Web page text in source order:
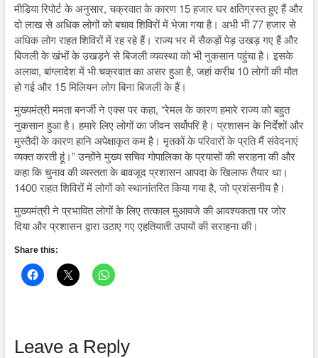
मीडिया रिपोर्ट के अनुसार, चक्रवात के कारण 15 हजार घर क्षतिग्रस्त हुए हैं और
दो लाख से अधिक लोगों को बचाव शिविरों में भेजा गया है। अभी भी 77 हजार से
अधिक लोग राहत शिविरों में रह रहे हैं। राज्य भर में सैकड़ों पेड़ उखड़ गए हैं और
बिजली के खंभों के उखड़ने से बिजली व्यवस्था को भी नुकसान पहुंचा है। इसके
अलावा, बांग्लादेश में भी चक्रवात का असर हुआ है, जहां करीब 10 लोगों की मौत
हो गई और 15 मिलियन लोग बिना बिजली के हैं।
मुख्यमंत्री ममता बनर्जी ने एक्स पर कहा, “रेमल के कारण हमारे राज्य को बहुत
नुकसान हुआ है। हमारे लिए लोगों का जीवन सर्वोपरि है। प्रशासन के निर्देशों और
मुस्तैदी के कारण हानि अपेक्षाकृत कम है। मृतकों के परिवारों के प्रति मैं संवेदनाएं
व्यक्त करती हूं।” उन्होंने मुख्य सचिव गोपालिका के प्रयासों की सराहना की और
कहा कि चुनाव की व्यस्तता के बावजूद प्रशासन आपदा के खिलाफ तैयार था।
1400 राहत शिविरों में लोगों को स्थानांतरित किया गया है, जो प्रशंसनीय है।
मुख्यमंत्री ने प्रभावित लोगों के लिए तत्काल मुआवजे की आवश्यकता पर जोर
दिया और प्रशासन द्वारा उठाए गए एहतियाती उपायों की सराहना की।
Share this:
Leave a Reply